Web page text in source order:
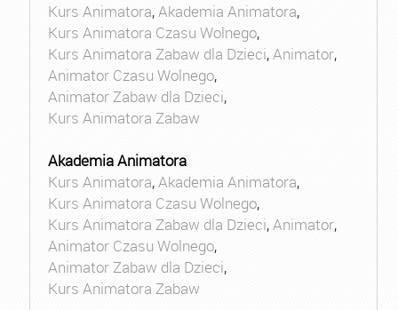
Kurs Animatora,Akademia Animatora,
Kurs Animatora Czasu Wolnego,
Kurs Animatora Zabaw dla Dzieci,Animator,
Animator Czasu Wolnego,
Animator Zabaw dla Dzieci,
Kurs Animatora Zabaw
Akademia Animatora
Kurs Animatora,Akademia Animatora,
Kurs Animatora Czasu Wolnego,
Kurs Animatora Zabaw dla Dzieci,Animator,
Animator Czasu Wolnego,
Animator Zabaw dla Dzieci,
Kurs Animatora Zabaw